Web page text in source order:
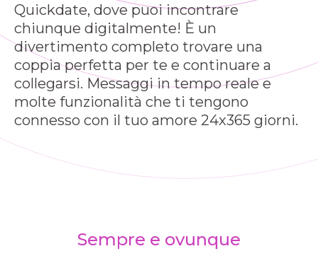
Quickdate, dove puoi incontrare
chiunque digitalmente! È un
divertimento completo trovare una
coppia perfetta per te e continuare a
collegarsi. Messaggi in tempo reale e
molte funzionalità che ti tengono
connesso con il tuo amore 24x365 giorni.
Sempre e ovunque